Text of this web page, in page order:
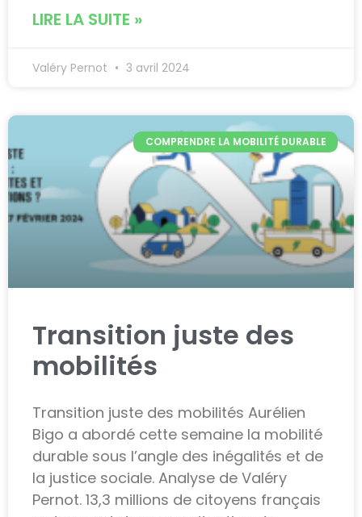
LIRE LA SUITE »
Valéry Pernot 3 avril 2024
COMPRENDRE LA MOBILITÉ DURABLE
Transition juste des
mobilités
Transition juste des mobilités Aurélien
Bigo a abordé cette semaine la mobilité
durable sous l’angle des inégalités et de
la justice sociale. Analyse de Valéry
Pernot. 13,3 millions de citoyens français